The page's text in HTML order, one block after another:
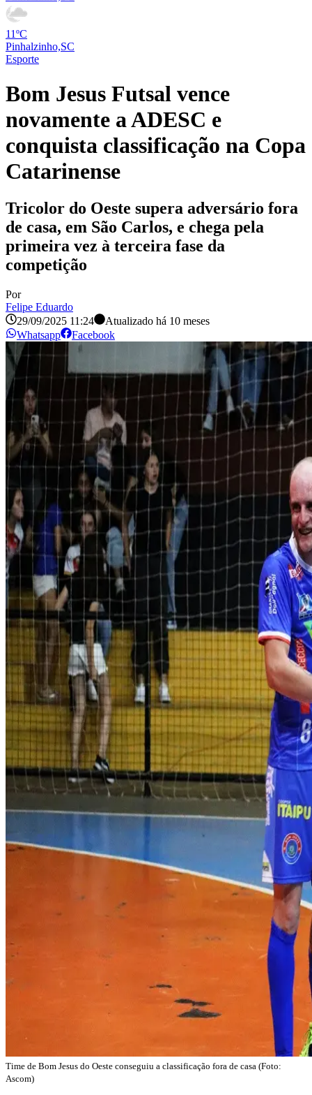
11ºC
Pinhalzinho,SC
Esporte
Bom Jesus Futsal vence
novamente a ADESC e
conquista classificação na Copa
Catarinense
Tricolor do Oeste supera adversário fora
de casa, em São Carlos, e chega pela
primeira vez à terceira fase da
competição
Por
Felipe Eduardo
29/09/2025 11:24
Atualizado há 10 meses
Whatsapp
Facebook
Time de Bom Jesus do Oeste conseguiu a classificação fora de casa (Foto:
Ascom)